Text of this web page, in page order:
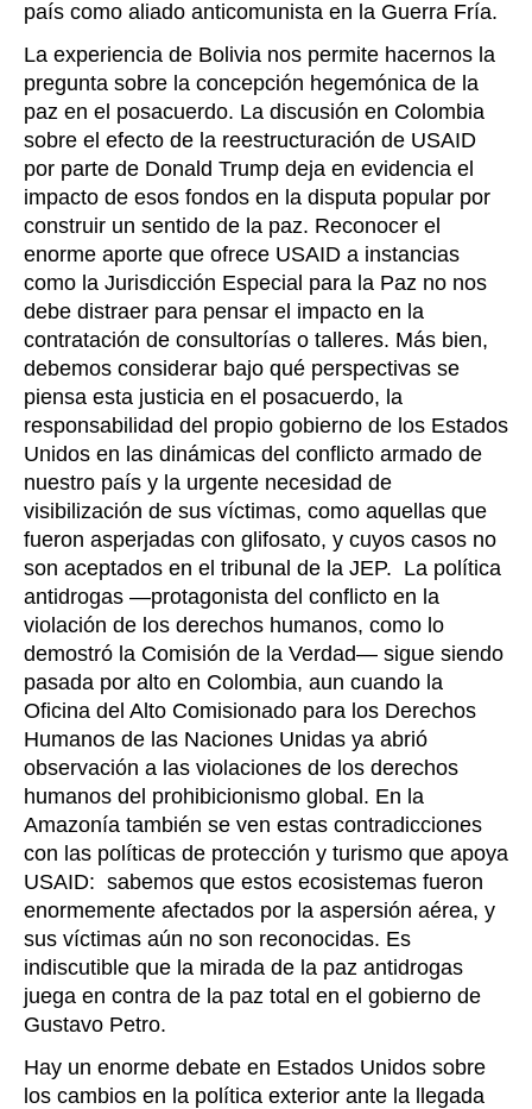
país como aliado anticomunista en la Guerra Fría.
La experiencia de Bolivia nos permite hacernos la
pregunta sobre la concepción hegemónica de la
paz en el posacuerdo. La discusión en Colombia
sobre el efecto de la reestructuración de USAID
por parte de Donald Trump deja en evidencia el
impacto de esos fondos en la disputa popular por
construir un sentido de la paz. Reconocer el
enorme aporte que ofrece USAID a instancias
como la Jurisdicción Especial para la Paz no nos
debe distraer para pensar el impacto en la
contratación de consultorías o talleres. Más bien,
debemos considerar bajo qué perspectivas se
piensa esta justicia en el posacuerdo, la
responsabilidad del propio gobierno de los Estados
Unidos en las dinámicas del conflicto armado de
nuestro país y la urgente necesidad de
visibilización de sus víctimas, como aquellas que
fueron asperjadas con glifosato, y cuyos casos no
son aceptados en el tribunal de la JEP. La política
antidrogas —protagonista del conflicto en la
violación de los derechos humanos, como lo
demostró la Comisión de la Verdad— sigue siendo
pasada por alto en Colombia, aun cuando la
Oficina del Alto Comisionado para los Derechos
Humanos de las Naciones Unidas ya abrió
observación a las violaciones de los derechos
humanos del prohibicionismo global. En la
Amazonía también se ven estas contradicciones
con las políticas de protección y turismo que apoya
USAID: sabemos que estos ecosistemas fueron
enormemente afectados por la aspersión aérea, y
sus víctimas aún no son reconocidas. Es
indiscutible que la mirada de la paz antidrogas
juega en contra de la paz total en el gobierno de
Gustavo Petro.
Hay un enorme debate en Estados Unidos sobre
los cambios en la política exterior ante la llegada